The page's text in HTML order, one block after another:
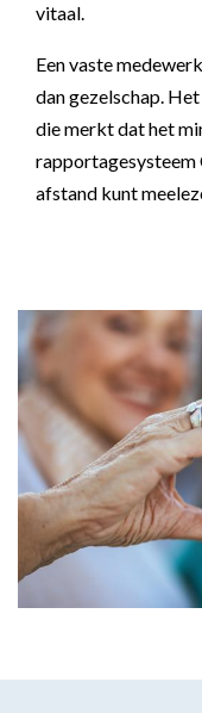
vitaal.
Een vaste
dan gezelschap.
die merkt dat het
rapportagesysteem
afstand kunt